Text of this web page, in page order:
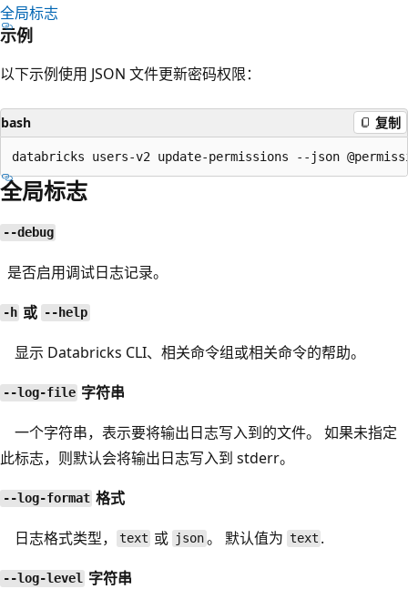
全局标志
示例
以下示例使用 JSON 文件更新密码权限：
bash 复制
全局标志
--debug
是否启用调试日志记录。
-h 或 --help
显示 Databricks CLI、相关命令组或相关命令的帮助。
--log-file 字符串
一个字符串，表示要将输出日志写入到的文件。 如果未指定
此标志，则默认会将输出日志写入到 stderr。
--log-format 格式
日志格式类型，
text 或 json。 默认值为 text .
--log-level 字符串